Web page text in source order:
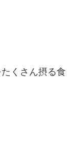
くさん摂る食